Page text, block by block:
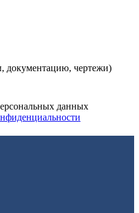
документацию, чертежи)
данных